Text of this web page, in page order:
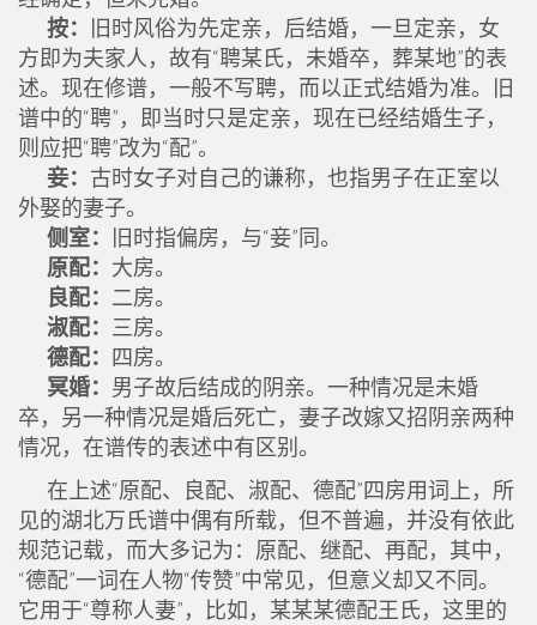
按：
旧时风俗为先定亲，后结婚，一旦定亲，女
方即为夫家人，故有“聘某氏，未婚卒，葬某地”的表
述。现在修谱，一般不写聘，而以正式结婚为准。旧
谱中的“聘”，即当时只是定亲，现在已经结婚生子，
则应把“聘”改为“配”。
妾： 古时女子对自己的谦称，也指男子在正室以
外娶的妻子。
侧室：
旧时指偏房，与“妾”同。
原配： 大房。
良配： 二房。
淑配： 三房。
德配： 四房。
冥婚： 男子故后结成的阴亲。一种情况是未婚
卒，另一种情况是婚后死亡，妻子改嫁又招阴亲两种
情况，在谱传的表述中有区别。
在上述“原配、良配、淑配、德配”四房用词上，所
见的湖北万氏谱中偶有所载，但不普遍，并没有依此
规范记载，而大多记为：原配、继配、再配，其中，
“德配”一词在人物“传赞”中常见，但意义却又不同。
它用于“尊称人妻”，比如，某某某德配王氏，这里的